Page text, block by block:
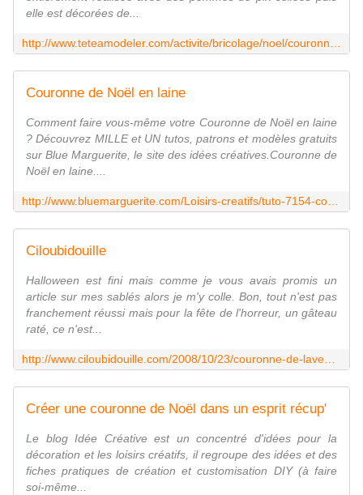
elle est décorées de...
Couronne de Noël en laine
Comment faire vous-même votre Couronne de Noël en laine
? Découvrez MILLE et UN tutos, patrons et modèles gratuits
sur Blue Marguerite, le site des idées créatives.Couronne de
Noël en laine....
Ciloubidouille
Halloween est fini mais comme je vous avais promis un
article sur mes sablés alors je m'y colle. Bon, tout n'est pas
franchement réussi mais pour la fête de l'horreur, un gâteau
raté, ce n'est...
Créer une couronne de Noël dans un esprit récup'
Le blog Idée Créative est un concentré d'idées pour la
décoration et les loisirs créatifs, il regroupe des idées et des
fiches pratiques de création et customisation DIY (à faire
soi-même...